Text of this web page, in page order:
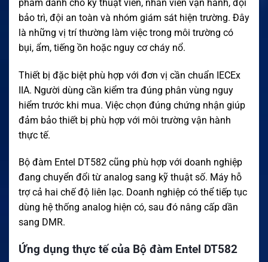
phẩm dành cho kỹ thuật viên, nhân viên vận hành, đội
bảo trì, đội an toàn và nhóm giám sát hiện trường. Đây
là những vị trí thường làm việc trong môi trường có
bụi, ẩm, tiếng ồn hoặc nguy cơ cháy nổ.
Thiết bị đặc biệt phù hợp với đơn vị cần chuẩn IECEx
IIA. Người dùng cần kiểm tra đúng phân vùng nguy
hiểm trước khi mua. Việc chọn đúng chứng nhận giúp
đảm bảo thiết bị phù hợp với môi trường vận hành
thực tế.
Bộ đàm Entel DT582 cũng phù hợp với doanh nghiệp
đang chuyển đổi từ analog sang kỹ thuật số. Máy hỗ
trợ cả hai chế độ liên lạc. Doanh nghiệp có thể tiếp tục
dùng hệ thống analog hiện có, sau đó nâng cấp dần
sang DMR.
Ứng dụng thực tế của Bộ đàm Entel DT582